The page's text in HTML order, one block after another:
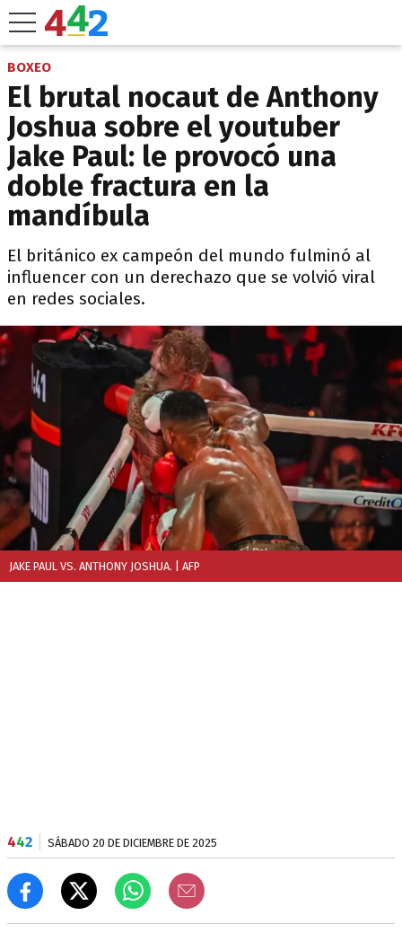
BOXEO
El brutal nocaut de Anthony
Joshua sobre el youtuber
Jake Paul: le provocó una
doble fractura en la
mandíbula
El británico ex campeón del mundo fulminó al
influencer con un derechazo que se volvió viral
en redes sociales.
JAKE PAUL VS. ANTHONY JOSHUA. | AFP
442 SÁBADO 20 DE DICIEMBRE DE 2025